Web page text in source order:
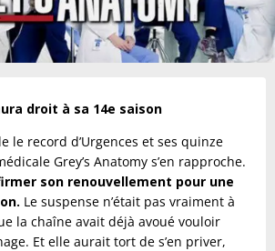
droit à sa 14e saison
le record d’Urgences et ses quinze
Grey’s Anatomy s’en rapproche.
son renouvellement pour une
Le suspense n’était pas vraiment à
la chaîne avait déjà avoué vouloir
Et elle aurait tort de s’en priver,